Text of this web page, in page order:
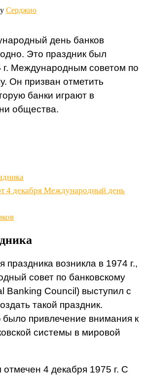
Серджио
день банков
Это праздник был
г. Международным советом по
Он призван отметить
банки играют в
общества.
4 декабря Международный день
праздника возникла в 1974 г.,
совет по банковскому
Banking Council) выступил с
такой праздник.
привлечение внимания к
системы в мировой
4 декабря 1975 г. С